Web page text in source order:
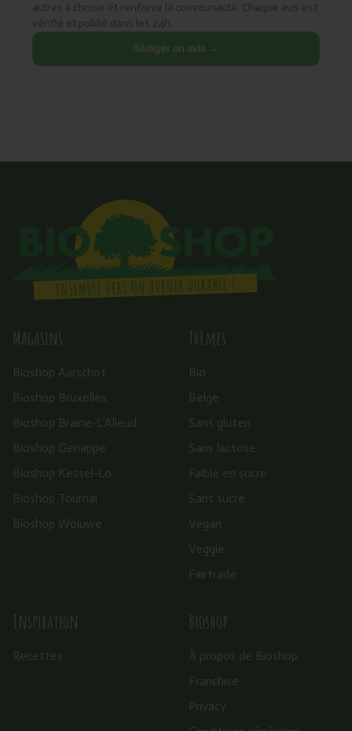
autres à choisir et renforce la communauté. Chaque avis est
vérifié et publié dans les 24h.
Rédiger un avis →
Magasins
Bioshop Aarschot
Bioshop Bruxelles
Bioshop Braine-L’Alleud
Bioshop Genappe
Bioshop Kessel-Lo
Bioshop Tournai
Bioshop Woluwe
Thèmes
Bio
Belge
Sans gluten
Sans lactose
Faible en sucre
Sans sucre
Vegan
Veggie
Fairtrade
Inspiration
Recettes
Bioshop
À propos de Bioshop
Franchise
Privacy